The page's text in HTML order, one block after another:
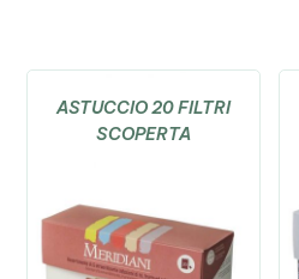
ASTUCCIO 20 FILTRI
SCOPERTA